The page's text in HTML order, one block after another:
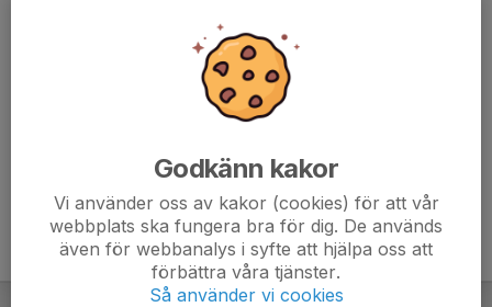
Godkänn kakor
Vi använder oss av kakor (cookies) för att vår
webbplats ska fungera bra för dig. De används
även för webbanalys i syfte att hjälpa oss att
förbättra våra tjänster.
Så använder vi cookies